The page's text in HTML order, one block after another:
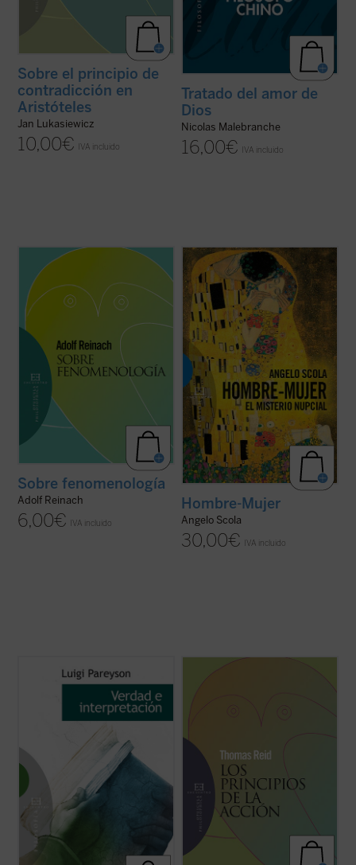
Sobre el principio de
contradicción en
Aristóteles
Jan Lukasiewicz
10,00€ IVA incluido
Tratado del amor de
Dios
Nicolas Malebranche
16,00€ IVA incluido
Este breve escrito constituye una
admirable introducción a la fenomenología,
y aun a la filosofía misma, plena de
claridades y de sustancia filosófica. En él,
bajo el lema de «a las cosas mismas»,
encontrará el lector una nítida ...(ver ficha)
Sobre fenomenología
Adolf Reinach
6,00€ IVA incluido
Ningún poeta o pensador ha encontrado la
respuesta a la pregunta: ¿qué es el amor?
(...) ¿Queréis encerrar la luz? Se os
escapará entre los dedos ». Esta
consideración de Evdokimov se refiere a
una convicción que pertenece a la ...
(ver
ficha)
Hombre-Mujer
Angelo Scola
30,00€ IVA incluido
Luigi Pareyson (1914-1991) es
considerado uno de los tres fundadores de
la hermenéutica junto con H.G. Gadamer y
P. Ricoeur. Autor de la renombrada teoría
de la formatividad, luz y guía de la estética
italiana del siglo XX, sus incursiones en ...